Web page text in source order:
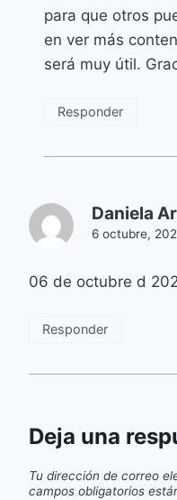
para que otros
en ver más
será muy útil.
Responder
Daniela
6 octubre,
06 de octubre d
Responder
Deja una
Tu dirección de correo
campos obligatorios